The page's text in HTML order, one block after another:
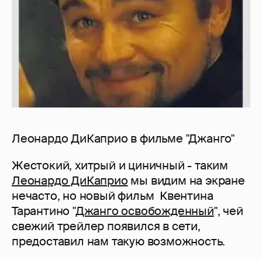
Леонардо ДиКаприо в фильме "Джанго"
Жестокий, хитрый и циничный - таким
Леонардо ДиКаприо мы видим на экране
нечасто, но новый фильм Квентина
Тарантино "Джанго освобожденный", чей
свежий трейлер появился в сети,
предоставил нам такую возможность.